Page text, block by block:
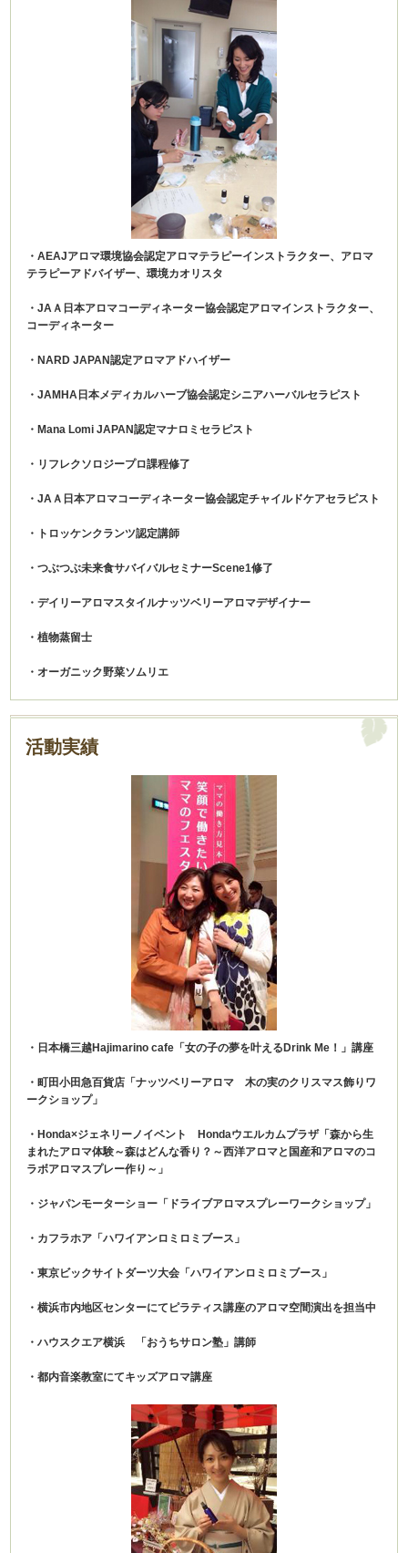
・AEAJアロマ環境協会認定アロマテラピーインストラクター、アロマ
テラピーアドバイザー、環境カオリスタ
・JAＡ日本アロマコーディネーター協会認定アロマインストラクター、
コーディネーター
・NARD JAPAN認定アロマアドハイザー
・JAMHA日本メディカルハーブ協会認定シニアハーバルセラピスト
・Mana Lomi JAPAN認定マナロミセラピスト
・リフレクソロジープロ課程修了
・JAＡ日本アロマコーディネーター協会認定チャイルドケアセラピスト
・トロッケンクランツ認定講師
・つぶつぶ未来食サバイバルセミナーScene1修了
・デイリーアロマスタイルナッツベリーアロマデザイナー
・植物蒸留士
・オーガニック野菜ソムリエ
活動実績
・日本橋三越Hajimarino cafe「女の子の夢を叶えるDrink Me！」講座
・町田小田急百貨店「ナッツベリーアロマ 木の実のクリスマス飾りワ
ークショップ」
・Honda×ジェネリーノイベント Hondaウエルカムプラザ「森から生
まれたアロマ体験～森はどんな香り？～西洋アロマと国産和アロマのコ
ラボアロマスプレー作り～」
・ジャパンモーターショー「ドライブアロマスプレーワークショップ」
・カフラホア「ハワイアンロミロミブース」
・東京ビックサイトダーツ大会「ハワイアンロミロミブース」
・横浜市内地区センターにてピラティス講座のアロマ空間演出を担当中
・ハウスクエア横浜 「おうちサロン塾」講師
・都内音楽教室にてキッズアロマ講座